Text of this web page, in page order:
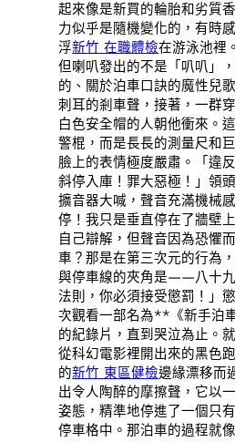
起來像是新買的輪胎和劣質
力似乎是隨機變化的，有時
浮新竹 在職體檢在游泳池裡
但喇叭發出的不是「叭叭」
的、關於泊車口訣的魔性兒
刺耳的剎車聲，接著，一群
白色安全帽的人朝他衝來。
警棍，而是長長的測量尺和
臉上的表情極度嚴肅。「違
斜停入庫！罪大惡極！」領
擴音器大喊，聲音充滿機械
停！我只是垂直停在了牆壁
自己辯解，但聲音因為恐懼
車？那是在第三次元的行為
與停車線的夾角是——八十
法則，你必須接受懲罰！」
次觀看一部名為**《新手泊
的紀錄片，直到哭泣為止。
從科幻電影裡開出來的黑色
的新竹 東區健檢邊緣漂移而
出令人陶醉的摩擦聲，它以
姿態，精準地停進了一個只
停車格中。那泊車的過程就